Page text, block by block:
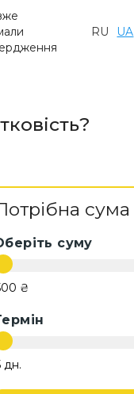
RU UA
сума
суму